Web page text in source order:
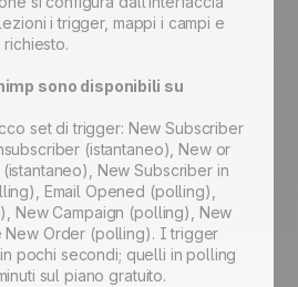
i trigger, mappi i campi e
sono disponibili su
set di trigger: New Subscriber
(istantaneo), New or
New Subscriber in
Email Opened (polling),
New Campaign (polling), New
New Order (polling). I trigger
pochi secondi; quelli in polling
sul piano gratuito.